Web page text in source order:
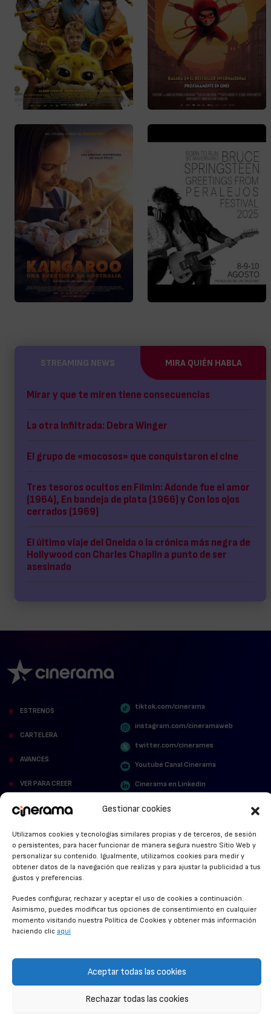
Gestionar cookies
Utilizamos cookies y tecnologías similares propias y de terceros, de sesión
o persistentes, para hacer funcionar de manera segura nuestro Sitio Web y
personalizar su contenido. Igualmente, utilizamos cookies para medir y
obtener datos de la navegación que realizas y para ajustar la publicidad a tus
gustos y preferencias.
Puedes configurar, rechazar y aceptar el uso de cookies a continuación.
Asimismo, puedes modificar tus opciones de consentimiento en cualquier
momento visitando nuestra Política de Cookies y obtener más información
haciendo clic aquí
Aceptar todas las cookies
Rechazar todas las cookies
STREAMING NEWS MIRA QUIÉN HABLA
Mirar y que te miren tiene consecuencias
La otra Infiltrada: Debra Winger
El grupo de «mocosos» que conquistaron el cine
Tres tesoros ocultos en Filmin: Adonde fue el amor
(1964), En bandeja de plata (1966) y Con los ojos
cerrados (1969)
El último viaje del Oneida o la crónica más negra de
Hollywood con Charles Chaplin a punto de ser
asesinado
ESTRENOS
CARTELERA
AVANCES
VER PARA CREER
MIRA QUIÉN HABLA
STREAMING NEWS
ALFOMBRA ROJA
ANUNCIOS DE CINE
tiktok.com/cinerama
instagram.com/cineramaweb
twitter.com/cinerames
Youtube Canal Cinerama
Cinerama en Linkedin
POLÍTICA DE PRIVACIDAD